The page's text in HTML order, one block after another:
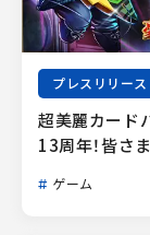
プレスリリース
超美麗カード
13周年！皆さ
ゲーム